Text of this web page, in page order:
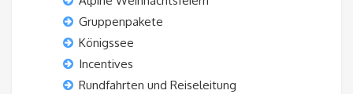
Gruppenpakete
Königssee
Incentives
Rundfahrten und Reiseleitung